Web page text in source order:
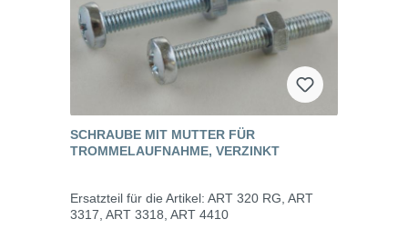
SCHRAUBE MIT MUTTER FÜR
TROMMELAUFNAHME, VERZINKT
Ersatzteil für die Artikel: ART 320 RG, ART
3317, ART 3318, ART 4410